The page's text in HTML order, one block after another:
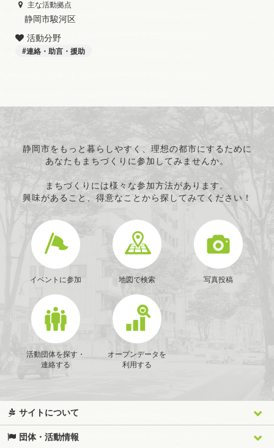
主な活動拠点
静岡市駿河区
活動分野
連絡・助言・援助
静岡市をもっと暮らしやすく、理想の都市にするために
あなたもまちづくりに参加してみませんか。
まちづくりには様々な参加方法があります。
興味があること、得意なことから探してみてください！
イベントに参加 地図で検索 写真投稿
活動団体を探す・
連絡する
オープンデータを
利用する
サイトについて
団体・活動情報